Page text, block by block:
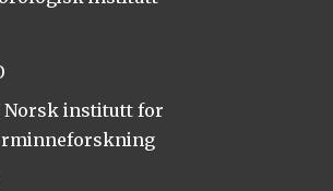
Norsk institutt for